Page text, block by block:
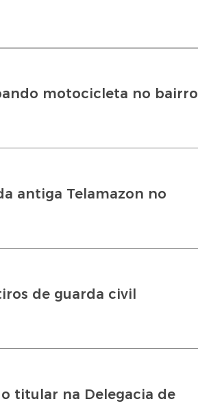
motocicleta no bairro
antiga Telamazon no
de guarda civil
titular na Delegacia de